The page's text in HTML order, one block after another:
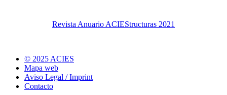
Revista Anuario ACIEStructuras 2021
© 2025 ACIES
Mapa web
Aviso Legal / Imprint
Contacto